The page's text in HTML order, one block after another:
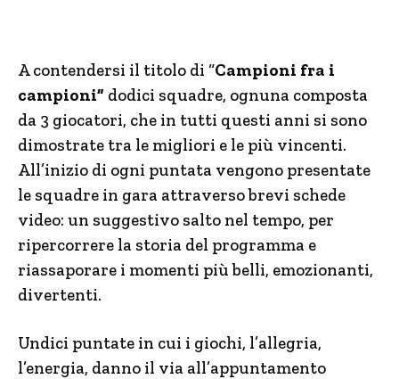
A contendersi il titolo di “Campioni fra i
campioni” dodici squadre, ognuna composta
da 3 giocatori, che in tutti questi anni si sono
dimostrate tra le migliori e le più vincenti.
All’inizio di ogni puntata vengono presentate
le squadre in gara attraverso brevi schede
video: un suggestivo salto nel tempo, per
ripercorrere la storia del programma e
riassaporare i momenti più belli, emozionanti,
divertenti.
Undici puntate in cui i giochi, l’allegria,
l’energia, danno il via all’appuntamento